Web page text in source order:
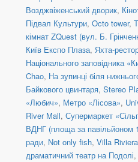
Возджвіженський дворик,
Підвал Культури, Octo tower,
кімнат ZQuest (вул. Б.
Київ Експо Плаза, Яхта-
Національного заповідника
Chao, На зупинці біля
Байкового цвинтаря, Stereo
«Любич», Метро «Лісова»,
River Mall, Супермаркет
ВДНГ (площа за павільйоном
ради, Not only fish, Villa Riviera
драматичний театр на Подолі,